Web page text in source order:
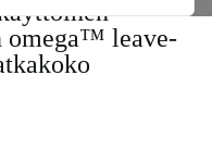
omega™ leave-